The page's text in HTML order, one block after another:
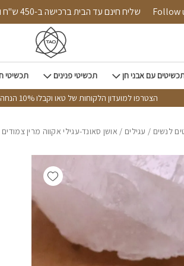
Follow us on שליח חינם עד הבית ברכישה ב-450 ש"ח ומעלה
עם אבני חן תכשיטי פנינים תכשיטי
הצטרפו למועדון הלקוחות של טאו וקבלו 10% הנחה ישירות למייל!
לנשים / עגילים / אושן סאונד-עגילי אקווה מרין צמודים
Add wishlist